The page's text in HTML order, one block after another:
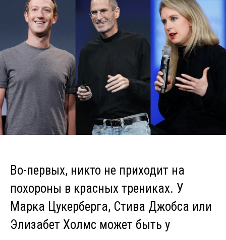
Во-первых, никто не приходит на
похороны в красных трениках. У
Марка Цукерберга, Стива Джобса или
Элизабет Холмс может быть у